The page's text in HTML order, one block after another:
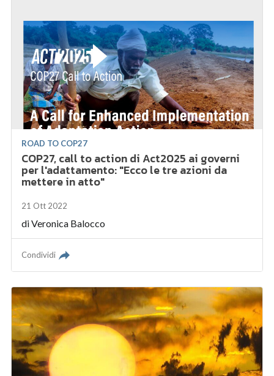
ROAD TO COP27
COP27, call to action di Act2025 ai governi
per l'adattamento: "Ecco le tre azioni da
mettere in atto"
21 Ott 2022
diVeronica Balocco
Condividi